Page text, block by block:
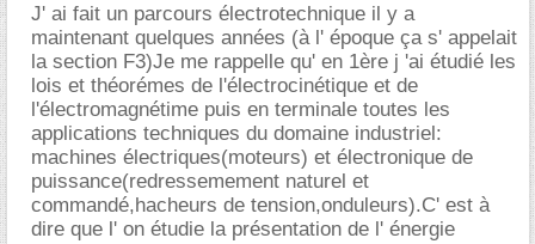
J' ai fait un parcours électrotechnique il y a
maintenant quelques années (à l' époque ça s' appelait
la section F3)Je me rappelle qu' en 1ère j 'ai étudié les
lois et théorémes de l'électrocinétique et de
l'électromagnétime puis en terminale toutes les
applications techniques du domaine industriel:
machines électriques(moteurs) et électronique de
puissance(redressemement naturel et
commandé,hacheurs de tension,onduleurs).C' est à
dire que l' on étudie la présentation de l' énergie